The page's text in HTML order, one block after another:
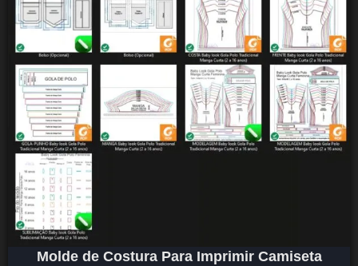
Molde de Costura Para Imprimir Camiseta